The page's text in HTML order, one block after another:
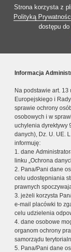
Strona korzysta z
Polityką
dostępu
Informacja
Na podstawie art.
Europejskiego i
sprawie ochrony
osobowych i w
uchylenia dyrektywy
danych), Dz. U. UE.
informuję:
1. dane
linku „Ochrona
2. Pana/Pani dane
celu udostępniania
prawnych
3. jeżeli korzysta
e-mail placówki to
celu udzielenia
4. dane osobowe
organom ochrony
samorządu
5. Pana/Pani dane